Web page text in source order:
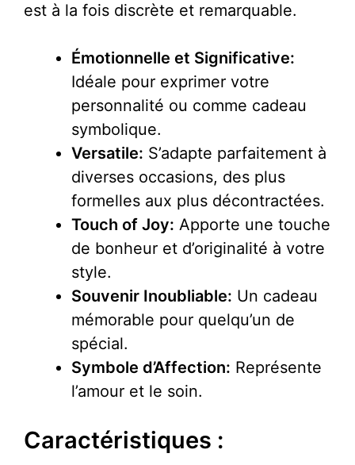
est à la fois discrète et remarquable.
Émotionnelle et Significative:
Idéale pour exprimer votre
personnalité ou comme cadeau
symbolique.
Versatile: S’adapte parfaitement à
diverses occasions, des plus
formelles aux plus décontractées.
Touch of Joy: Apporte une touche
de bonheur et d’originalité à votre
style.
Souvenir Inoubliable: Un cadeau
mémorable pour quelqu’un de
spécial.
Symbole d’Affection: Représente
l’amour et le soin.
Caractéristiques :